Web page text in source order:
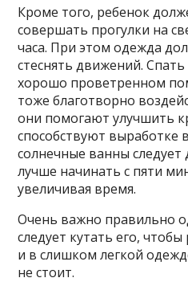
Кроме того, ребенок
совершать прогулки на
часа. При этом одежда
стеснять движений.
хорошо проветренном
тоже благотворно
они помогают улучшить
способствуют
солнечные ванны следует
лучше начинать с пяти
увеличивая время.
Очень важно правильно
следует кутать его,
и в слишком легкой
не стоит.